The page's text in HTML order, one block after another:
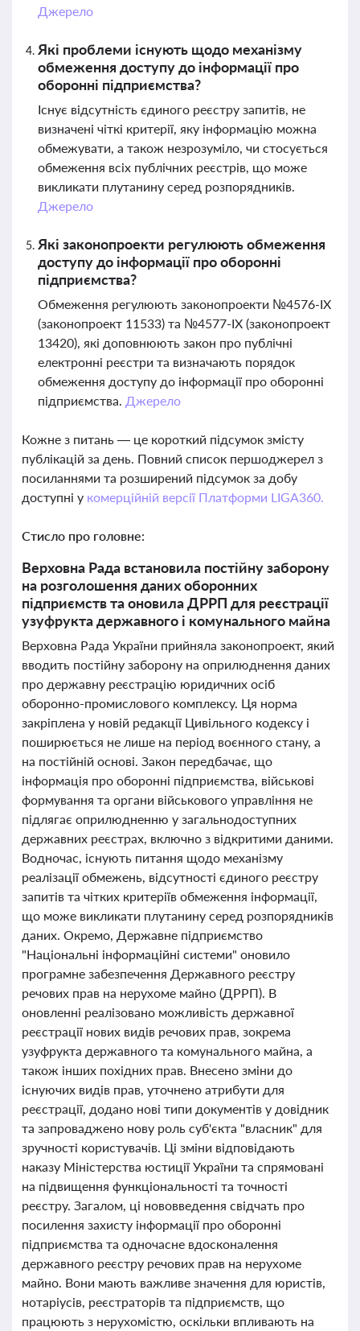
Джерело
Які проблеми існують щодо механізму
обмеження доступу до інформації про
оборонні підприємства?
Існує відсутність єдиного реєстру запитів, не
визначені чіткі критерії, яку інформацію можна
обмежувати, а також незрозуміло, чи стосується
обмеження всіх публічних реєстрів, що може
викликати плутанину серед розпорядників.
Джерело
Які законопроекти регулюють обмеження
доступу до інформації про оборонні
підприємства?
Обмеження регулюють законопроекти №4576-ІХ
(законопроект 11533) та №4577-IХ (законопроект
13420), які доповнюють закон про публічні
електронні реєстри та визначають порядок
обмеження доступу до інформації про оборонні
підприємства. Джерело
Кожне з питань — це короткий підсумок змісту
публікацій за день. Повний список першоджерел з
посиланнями та розширений підсумок за добу
доступні у комерційній версії Платформи LIGA360.
Стисло про головне:
Верховна Рада встановила постійну заборону
на розголошення даних оборонних
підприємств та оновила ДРРП для реєстрації
узуфрукта державного і комунального майна
Верховна Рада України прийняла законопроект, який
вводить постійну заборону на оприлюднення даних
про державну реєстрацію юридичних осіб
оборонно-промислового комплексу. Ця норма
закріплена у новій редакції Цивільного кодексу і
поширюється не лише на період воєнного стану, а
на постійній основі. Закон передбачає, що
інформація про оборонні підприємства, військові
формування та органи військового управління не
підлягає оприлюдненню у загальнодоступних
державних реєстрах, включно з відкритими даними.
Водночас, існують питання щодо механізму
реалізації обмежень, відсутності єдиного реєстру
запитів та чітких критеріїв обмеження інформації,
що може викликати плутанину серед розпорядників
даних. Окремо, Державне підприємство
"Національні інформаційні системи" оновило
програмне забезпечення Державного реєстру
речових прав на нерухоме майно (ДРРП). В
оновленні реалізовано можливість державної
реєстрації нових видів речових прав, зокрема
узуфрукта державного та комунального майна, а
також інших похідних прав. Внесено зміни до
існуючих видів прав, уточнено атрибути для
реєстрації, додано нові типи документів у довідник
та запроваджено нову роль суб'єкта "власник" для
зручності користувачів. Ці зміни відповідають
наказу Міністерства юстиції України та спрямовані
на підвищення функціональності та точності
реєстру. Загалом, ці нововведення свідчать про
посилення захисту інформації про оборонні
підприємства та одночасне вдосконалення
державного реєстру речових прав на нерухоме
майно. Вони мають важливе значення для юристів,
нотаріусів, реєстраторів та підприємств, що
працюють з нерухомістю, оскільки впливають на